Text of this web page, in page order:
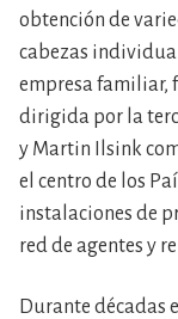
obtención de
cabezas
empresa familiar,
dirigida por la
y Martin Ilsink
el centro de los
instalaciones de
red de agentes y
Durante décadas